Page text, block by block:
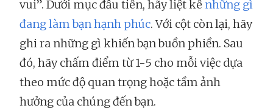
vui”. Dưới mục đầu tiên, hãy liệt kê những gì
đang làm bạn hạnh phúc. Với cột còn lại, hãy
ghi ra những gì khiến bạn buồn phiền. Sau
đó, hãy chấm điểm từ 1-5 cho mỗi việc dựa
theo mức độ quan trọng hoặc tầm ảnh
hưởng của chúng đến bạn.